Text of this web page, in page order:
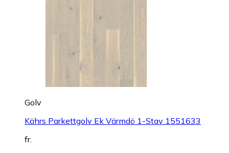
Golv
Kährs Parkettgolv Ek Värmdö 1-Stav 1551633
fr.